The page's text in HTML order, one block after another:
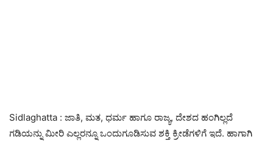
Sidlaghatta : ಜಾತಿ, ಮತ, ಧರ್ಮ ಹಾಗೂ ರಾಜ್ಯ, ದೇಶದ ಹಂಗಿಲ್ಲದೆ
ಗಡಿಯನ್ನು ಮೀರಿ ಎಲ್ಲರನ್ನೂ ಒಂದುಗೂಡಿಸುವ ಶಕ್ತಿ ಕ್ರೀಡೆಗಳಿಗೆ ಇದೆ. ಹಾಗಾಗಿ